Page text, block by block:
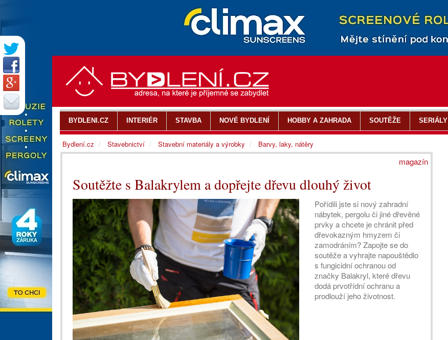
magazín
Soutěžte s Balakrylem a dopřejte dřevu dlouhý život
Pořídili jste si nový zahradní
nábytek, pergolu či jiné dřevěné
prvky a chcete je chránit před
dřevokazným hmyzem či
zamodráním? Zapojte se do
soutěže a vyhrajte napouštědlo
s fungicidní ochranou od
značky Balakryl, které dřevu
dodá prvotřídní ochranu a
prodlouží jeho životnost.
BYDLENI.CZ INTERIÉR STAVBA NOVÉ BYDLENÍ HOBBY A ZAHRADA SOUTĚŽE SERIÁLY
Bydlení.cz Stavebnictví Stavební materiály a výrobky Barvy, laky, nátěry